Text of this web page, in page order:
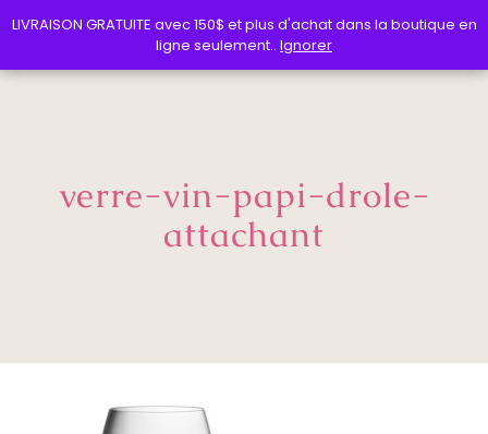
verre-vin-papi-drole-
attachant
LIVRAISON GRATUITE avec 150$ et plus d'achat dans la boutique en
ligne seulement.. Ignorer
LIVRAISON GRATUITE avec 150$ et plus d'achat dans la boutique en
ligne seulement.. Ignorer